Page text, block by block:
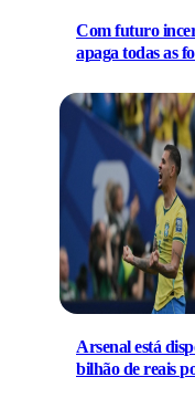
Com futuro
apaga todas as
Arsenal está
bilhão de reais